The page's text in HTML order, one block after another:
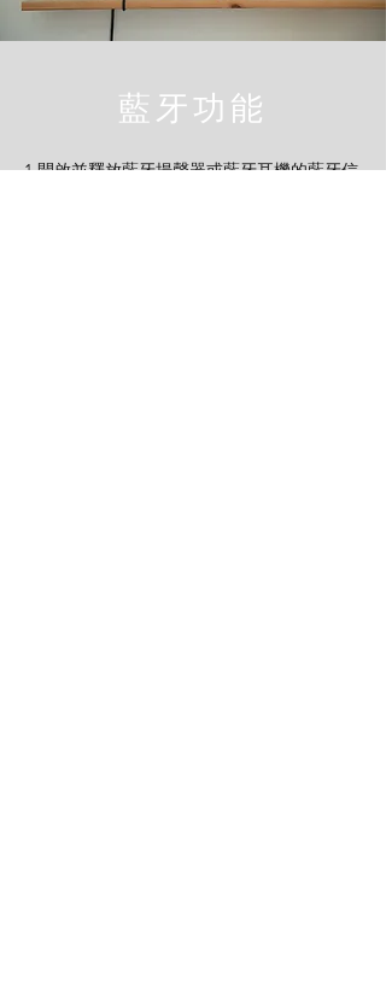
​藍牙功能
1.開啟並釋放藍牙揚聲器或藍牙耳機的藍牙信